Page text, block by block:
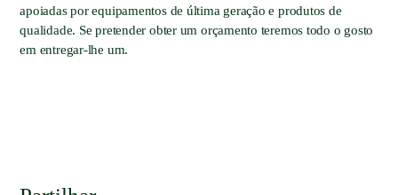
apoiadas por equipamentos de última geração e produtos de
qualidade. Se pretender obter um orçamento teremos todo o gosto
em entregar-lhe um.